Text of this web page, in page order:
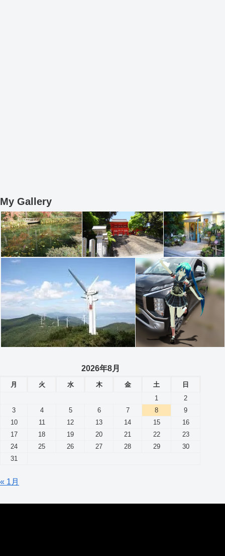
My Gallery
2026年8月
月 火 水 木 金 土
日
1
2
3
4 5 6 7 8
9
10
11 12 13 14 15
16
17
18 19 20 21 22
23
24
25 26 27 28 29
30
31
« 1月